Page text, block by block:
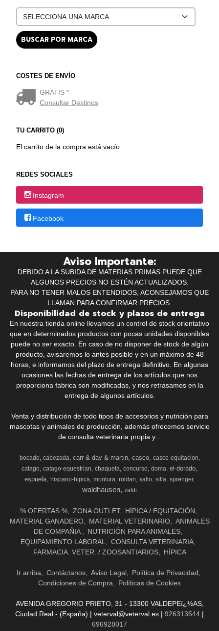
COSTES DE ENVÍO
GRATIS *
Consultar Destinos
TU CARRITO (0)
El carrito de la compra está vacío
REDES SOCIALES
Instagram
Facebook
Aviso Importante:
DEBIDO A LA SUBIDA DE MATERIAS PRIMAS PUEDE QUE
ALGUNOS PRECIOS NO ESTÉN ACTUALIZADOS.
PARA NO TENER MALOS ENTENDIDOS, ACONSEJAMOS QUE
LLAMAN PARA CONFIRMAR PRECIOS.
Disponibilidad de stock y plazos de entrega
En nuestra tienda online llevamos un control de stock orientativo
que en determinados productos con pocas unidades disponibles
puede no ser exacto. En caso de no disponer de stock de algún
producto, avisaremos lo antes posible y en un máximo de 48
horas, e informamos del plazo de entrega definitivo. En algunas
ocasiones las fechas de entrega de los artículos que nos
proporciona fabrica son modificadas, y nos retrasamos en la
entrega de algunos artículos.
Venta y distribución de todo tipos de accesorios y nutrición para
mascotas y animales de producción, además ofrecemos servicio
de consulta veterinaria propia y...
bocado cabezada carr & day & martin casco
casco-equitacion
catago catago-equestrian chaqueta concurso doma el-dorado
espuela
hispano-hipica montura roldan salto silla sprenger
waldhausen zaldi
% OFERTAS % ZONA OUTLET
HÍPICA / EQUITACIÓN
MATERIAL GANADERO
MATERIAL VETERINARIO
ANIMALES
DE COMPAÑIA
NUTRICIÓN PARA ANIMALES
EQUIPAMIENTO LABORAL
CONSULTA VETERINARIA
FARMACIA. VETER. / ZOOSANTIARIOS
HÍPICA
Ir arriba Contáctanos Aviso Legal
Política de Privacidad
Condiciones de Compra
Políticas de Cookies
AVENIDA GREGORIO PRIETO, 31 - 13300 VALDEPEï¿½AS,
Ciudad Real - (España) | veterval@veterval.es | 926313544 |
696928017